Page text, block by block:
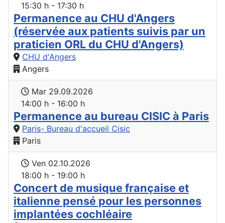
15:30 h - 17:30 h
Permanence au CHU d'Angers
(réservée aux patients suivis par un
praticien ORL du CHU d'Angers)
CHU d'Angers
Angers
Mar 29.09.2026
14:00 h - 16:00 h
Permanence au bureau CISIC à Paris
Paris- Bureau d'accueil Cisic
Paris
Ven 02.10.2026
18:00 h - 19:00 h
Concert de musique française et
italienne pensé pour les personnes
implantées cochléaire